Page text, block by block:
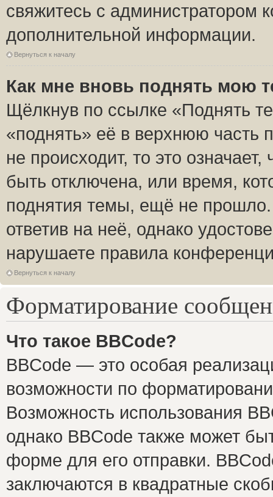
свяжитесь с администратором
дополнительной информации.
Вернуться к началу
Как мне вновь поднять мою
Щёлкнув по ссылке «Поднять
«поднять» её в верхнюю часть
не происходит, то это
быть отключена, или время,
поднятия темы, ещё не
ответив на неё, однако
нарушаете правила
Вернуться к началу
Форматирование
Что такое BBCode?
BBCode — это особая
возможности по
Возможность использования
однако BBCode также может
форме для его отправки.
заключаются в квадратные